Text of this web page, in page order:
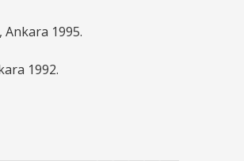
Ankara 1995.
1992.